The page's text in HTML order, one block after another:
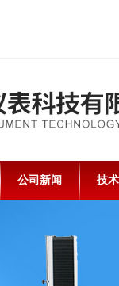
公司新闻 技